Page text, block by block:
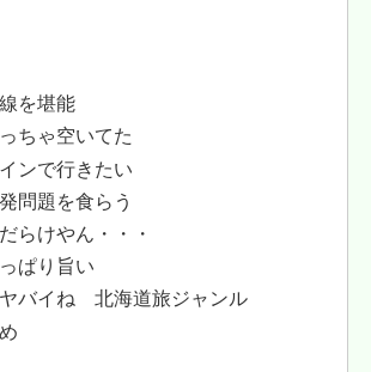
を堪能
ちゃ空いてた
ンで行きたい
問題を食らう
らけやん・・・
ぱり旨い
バイね 北海道旅ジャンル